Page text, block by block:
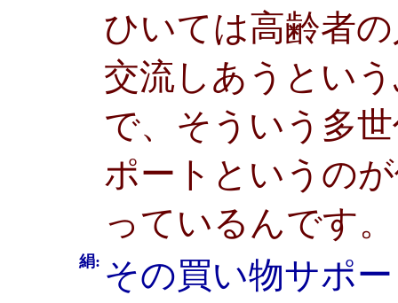
ひいては高齢者
交流しあうとい
で、そういう多
ポートというの
っているんです。
絹: その買い物サポ